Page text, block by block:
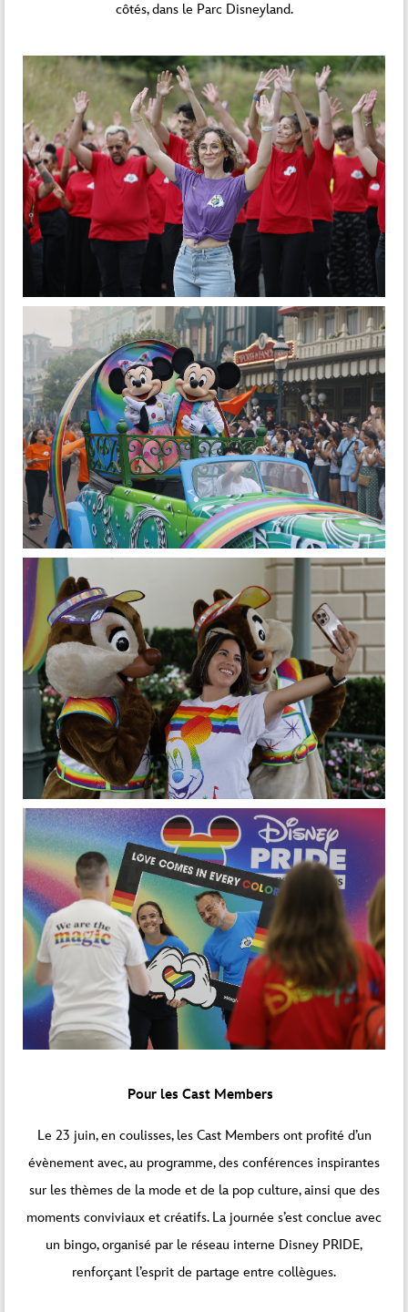
côtés, dans le Parc Disneyland.
Pour les Cast Members
Le 23 juin, en coulisses, les Cast Members ont profité d’un
évènement avec, au programme, des conférences inspirantes
sur les thèmes de la mode et de la pop culture, ainsi que des
moments conviviaux et créatifs. La journée s’est conclue avec
un bingo, organisé par le réseau interne Disney PRIDE,
renforçant l’esprit de partage entre collègues.